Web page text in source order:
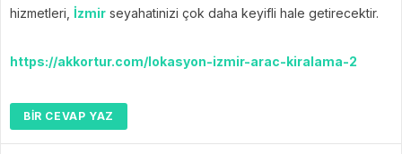
hizmetleri, İzmir seyahatinizi çok daha keyifli hale getirecektir.
https://akkortur.com/lokasyon-izmir-arac-kiralama-2
BIR CEVAP YAZ